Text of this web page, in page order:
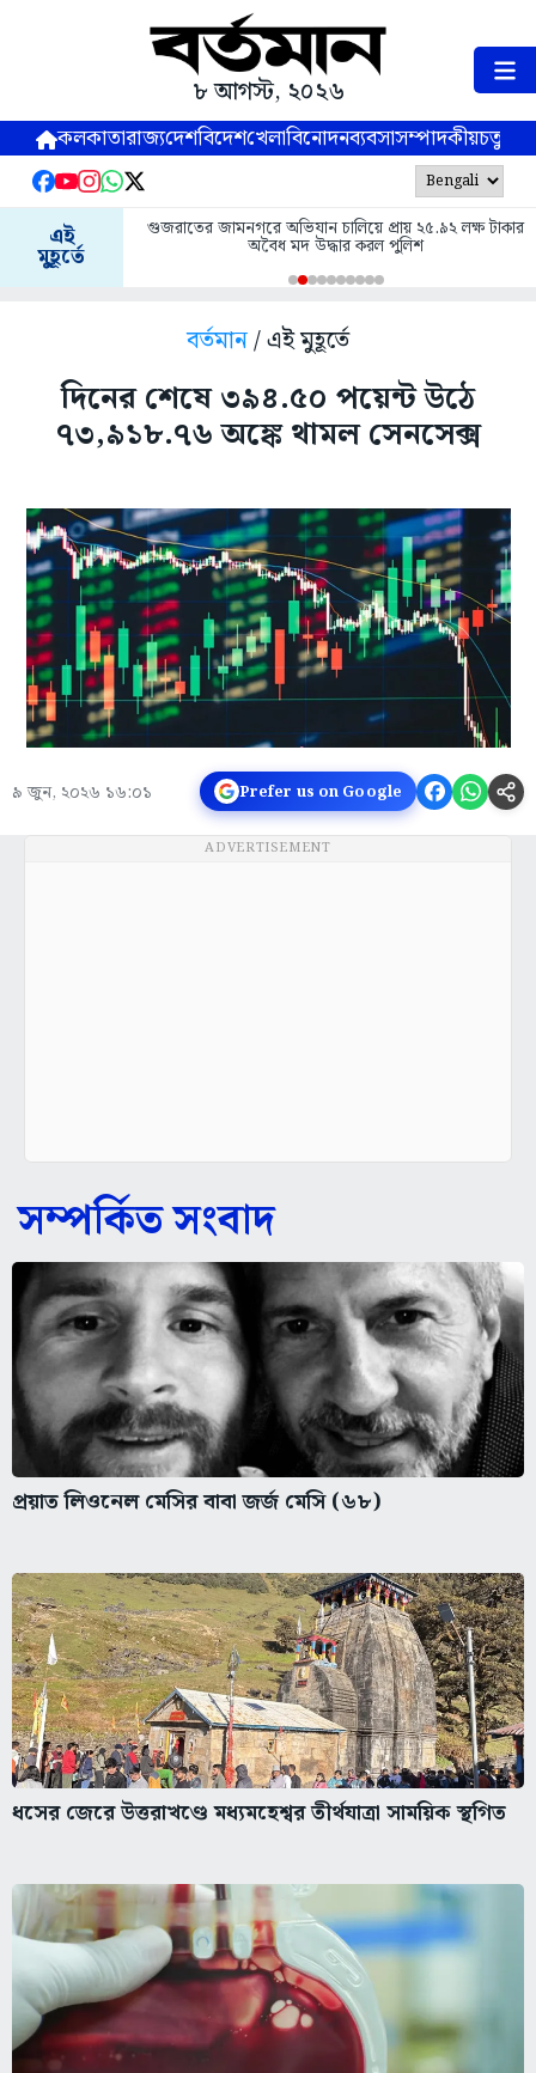
৮ আগস্ট, ২০২৬
কলকাতারাজ্যদেশবিদেশখেলাবিনোদনব্যবসাসম্পাদকীয়
এই
মুহূর্তে
গুজরাতের জামনগরে অভিযান চালিয়ে প্রায় ২৫.৯২ লক্ষ টাকার
অবৈধ মদ উদ্ধার করল পুলিশ
বর্তমান/ এই মুহূর্তে
দিনের শেষে ৩৯৪.৫০ পয়েন্ট উঠে
৭৩,৯১৮.৭৬ অঙ্কে থামল সেনসেক্স
৯ জুন, ২০২৬ ১৬:০১ Prefer us on Google
ADVERTISEMENT
সম্পর্কিত সংবাদ
প্রয়াত লিওনেল মেসির বাবা জর্জ মেসি (৬৮)
ধসের জেরে উত্তরাখণ্ডে মধ্যমহেশ্বর তীর্থযাত্রা সাময়িক স্থগিত